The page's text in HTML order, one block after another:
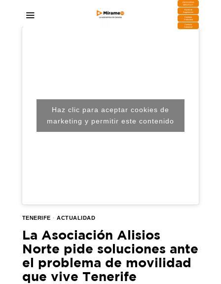
DESCARGA
MIRAPLAY
Buzón de
Sugerencias
Contratar
Publicidad
Contacto
Comercial
Haz clic para aceptar cookies de
marketing y permitir este contenido
TENERIFE · ACTUALIDAD
La Asociación Alisios
Norte pide soluciones ante
el problema de movilidad
que vive Tenerife